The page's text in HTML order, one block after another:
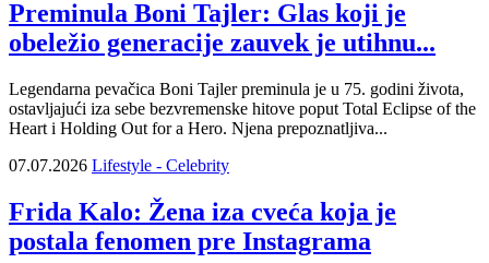
Preminula Boni Tajler: Glas koji je
obeležio generacije zauvek je utihnu...
Legendarna pevačica Boni Tajler preminula je u 75. godini života,
ostavljajući iza sebe bezvremenske hitove poput Total Eclipse of the
Heart i Holding Out for a Hero. Njena prepoznatljiva...
07.07.2026 Lifestyle - Celebrity
Frida Kalo: Žena iza cveća koja je
postala fenomen pre Instagrama